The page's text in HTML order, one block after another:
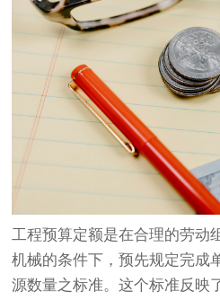
工程预算定额是在合理的劳动
机械的条件下，预先规定完成
源数量之标准。这个标准反映